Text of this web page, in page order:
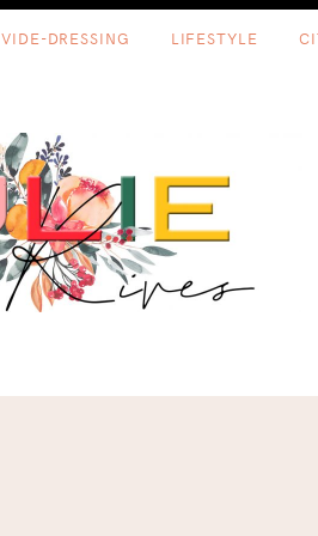
VIDE-DRESSING LIFESTYLE